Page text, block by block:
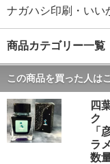
ナガハシ印刷・いい
商品カテゴリー一覧
この商品を買った人は
四
ク
「
ラ
数